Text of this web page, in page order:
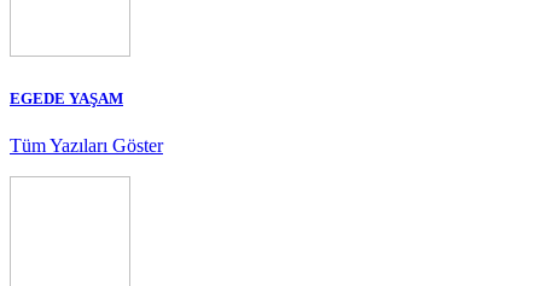
EGEDE YAŞAM
Tüm Yazıları Göster